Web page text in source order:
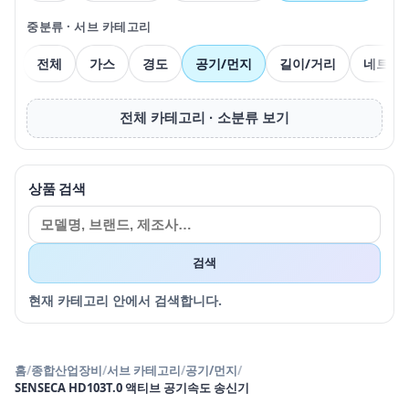
중분류 · 서브 카테고리
전체 가스 경도 공기/먼지 길이/거리 네트워
전체 카테고리 · 소분류 보기
상품 검색
검색
현재 카테고리 안에서 검색합니다.
홈/종합산업장비/서브 카테고리/공기/먼지/
SENSECA HD103T.0 액티브 공기속도 송신기